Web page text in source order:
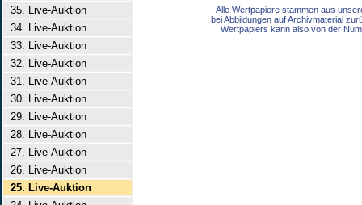
35. Live-Auktion
34. Live-Auktion
33. Live-Auktion
32. Live-Auktion
31. Live-Auktion
30. Live-Auktion
29. Live-Auktion
28. Live-Auktion
27. Live-Auktion
26. Live-Auktion
25. Live-Auktion
Alle Wertpapiere stammen aus
bei Abbildungen auf Archivmaterial
Wertpapiers kann also von der